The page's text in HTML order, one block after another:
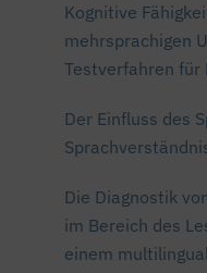
Kognitive
mehrsprachigen
Testverfahren für
Der Einfluss des
Die Diagnostik
im Bereich des
einem